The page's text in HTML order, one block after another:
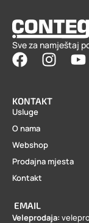
Sve za namještaj
KONTAKT
Usluge
O nama
Webshop
Prodajna mjesta
Kontakt
EMAIL
Veleprodaja: